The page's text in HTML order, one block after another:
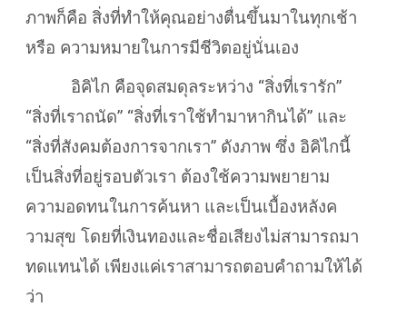
ภาพก็คือ สิ่งที่ทำให้คุณอย่างตื่นขึ้นมาในทุกเช้า
หรือ ความหมายในการมีชีวิตอยู่นั่นเอง
อิคิไก คือจุดสมดุลระหว่าง “สิ่งที่เรารัก”
“สิ่งที่เราถนัด” “สิ่งที่เราใช้ทำมาหากินได้” และ
“สิ่งที่สังคมต้องการจากเรา” ดังภาพ ซึ่ง อิคิไกนี้
เป็นสิ่งที่อยู่รอบตัวเรา ต้องใช้ความพยายาม
ความอดทนในการค้นหา และเป็นเบื้องหลังค
วามสุข โดยที่เงินทองและชื่อเสียงไม่สามารถมา
ทดแทนได้ เพียงแค่เราสามารถตอบคำถามให้ได้
ว่า